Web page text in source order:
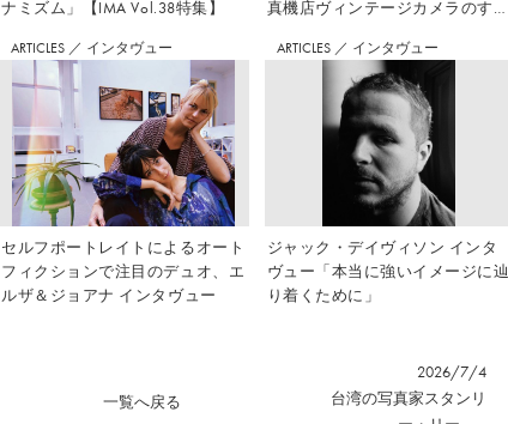
ナミズム」【IMA Vol.38特集】
真機店ヴィンテージカメラのすす
ARTICLES ／ インタヴュー
セルフポートレイトによるオート
フィクションで注目のデュオ、エ
ルザ＆ジョアナ インタヴュー
ARTICLES ／ インタヴュー
ジャック・デイヴィソン インタ
ヴュー「本当に強いイメージに辿
り着くために」
2026/7/4
台湾の写真家スタンリ
一覧へ戻る